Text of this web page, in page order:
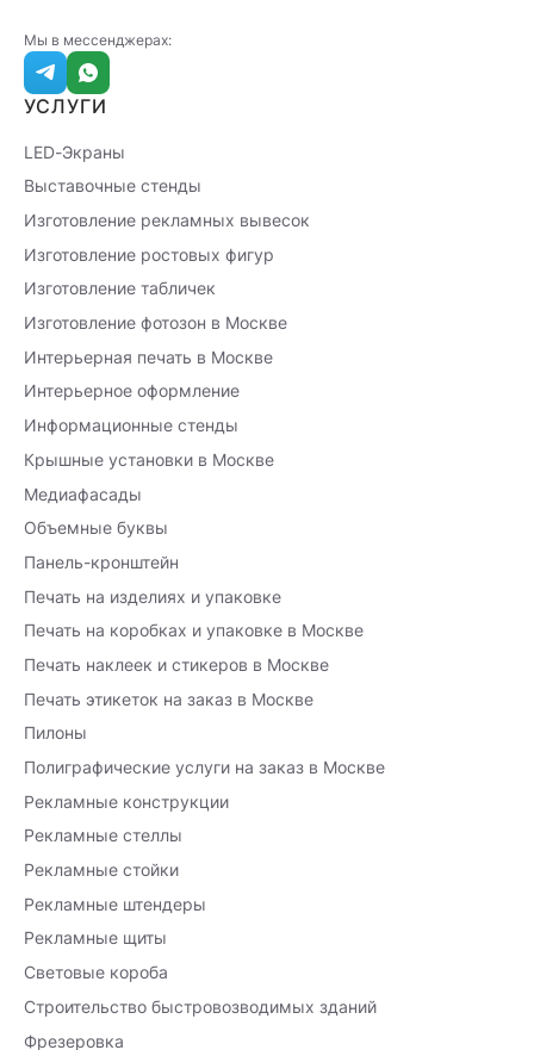
Мы в мессенджерах:
УСЛУГИ
LED-Экраны
Выставочные стенды
Изготовление рекламных вывесок
Изготовление ростовых фигур
Изготовление табличек
Изготовление фотозон в Москве
Интерьерная печать в Москве
Интерьерное оформление
Информационные стенды
Крышные установки в Москве
Медиафасады
Объемные буквы
Панель-кронштейн
Печать на изделиях и упаковке
Печать на коробках и упаковке в Москве
Печать наклеек и стикеров в Москве
Печать этикеток на заказ в Москве
Пилоны
Полиграфические услуги на заказ в Москве
Рекламные конструкции
Рекламные стеллы
Рекламные стойки
Рекламные штендеры
Рекламные щиты
Световые короба
Строительство быстровозводимых зданий
Фрезеровка